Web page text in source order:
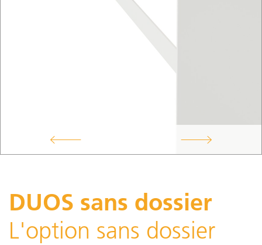
DUOS sans dossier
L'option sans dossier